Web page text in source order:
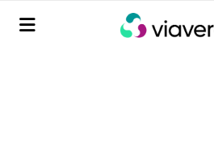
Menu